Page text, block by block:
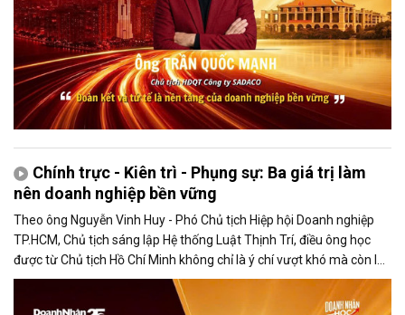
Chính trực - Kiên trì - Phụng sự: Ba giá trị làm
nên doanh nghiệp bền vững
Theo ông Nguyễn Vinh Huy - Phó Chủ tịch Hiệp hội Doanh nghiệp
TP.HCM, Chủ tịch sáng lập Hệ thống Luật Thịnh Trí, điều ông học
được từ Chủ tịch Hồ Chí Minh không chỉ là ý chí vượt khó mà còn là
tinh thần học tập suốt đời và trách nhiệm phụng sự cộng đồng.